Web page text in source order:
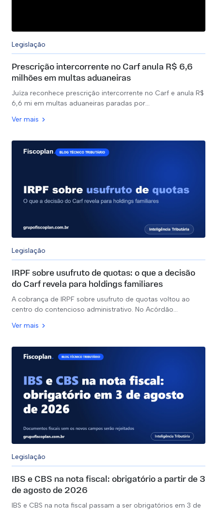
Legislação
Prescrição intercorrente no Carf anula R$ 6,6
milhões em multas aduaneiras
Juíza reconhece prescrição intercorrente no Carf e anula R$
6,6 mi em multas aduaneiras paradas por…
Ver mais
Legislação
IRPF sobre usufruto de quotas: o que a decisão
do Carf revela para holdings familiares
A cobrança de IRPF sobre usufruto de quotas voltou ao
centro do contencioso administrativo. No Acórdão…
Ver mais
Legislação
IBS e CBS na nota fiscal: obrigatório a partir de 3
de agosto de 2026
IBS e CBS na nota fiscal passam a ser obrigatórios em 3 de